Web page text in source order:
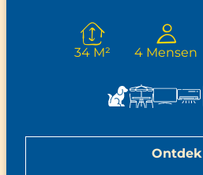
34 M² 4 Mensen
Ontdek